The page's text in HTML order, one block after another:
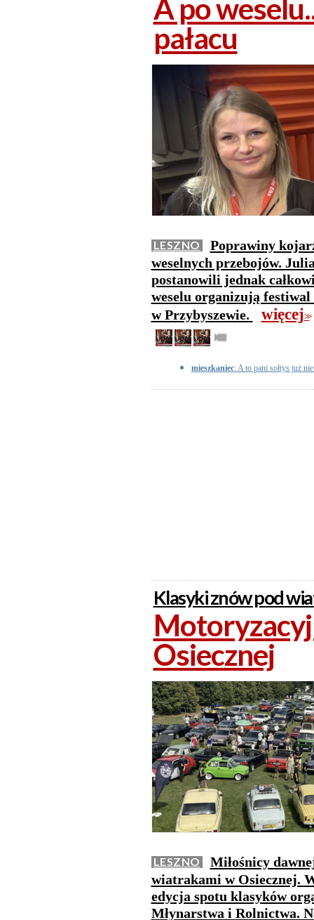
A po
pałacu
LESZNO
Poprawiny
weselnych przebojów.
postanowili jednak
weselu organizują
w Przybyszewie.
więcej>>
mieszkaniec: A to pani sołtys już
Klasyki znów pod
Osiecznej
LESZNO
Miłośnicy
wiatrakami w Osiecznej.
edycja spotu klasyków
Młynarstwa i Rolnictwa.